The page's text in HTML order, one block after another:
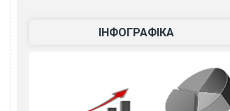
ІНФОГРАФІКА